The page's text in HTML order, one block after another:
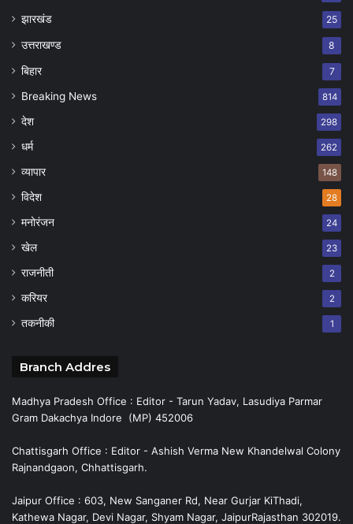
झारखंड 25
उत्तराखण्ड 8
बिहार 7
Breaking News 814
देश 298
धर्म 262
व्यापार 148
विदेश 28
मनोरंजन 24
खेल 23
राजनीती 2
करियर 2
तकनीकी 1
Branch Addres
Madhya Pradesh Office : Editor - Tarun Yadav, Lasudiya Parmar
Gram Dakachya Indore (MP) 452006
Chattisgarh Office : Editor - Ashish Verma New Khandelwal Colony
Rajnandgaon, Chhattisgarh.
Jaipur Office : 603, New Sanganer Rd, Near Gurjar KiThadi,
Kathewa Nagar, Devi Nagar, Shyam Nagar, JaipurRajasthan 302019.